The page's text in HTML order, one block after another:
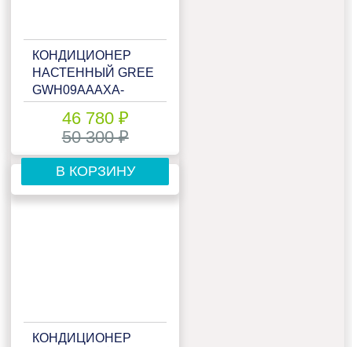
КОНДИЦИОНЕР
НАСТЕННЫЙ GREE
GWH09AAAXA-
46 780 ₽
50 300 ₽
В КОРЗИНУ
КОНДИЦИОНЕР